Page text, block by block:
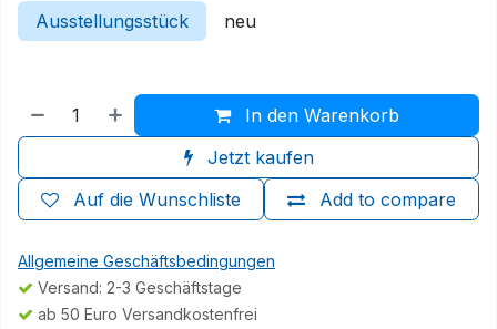
Ausstellungsstück
neu
In den Warenkorb
Jetzt kaufen
Add to compare
Auf die Wunschliste
Allgemeine Geschäftsbedingungen
Versand: 2-3 Geschäftstage
ab 50 Euro Versandkostenfrei